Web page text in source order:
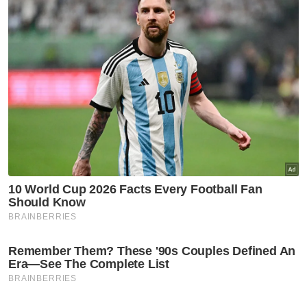
Utara
Empat kereta terbakar di
kawasan semak
Utara
Bukit Malut bukan 'port'
Rohingya - Penduduk
Utara
92 peratus penduduk Bukit